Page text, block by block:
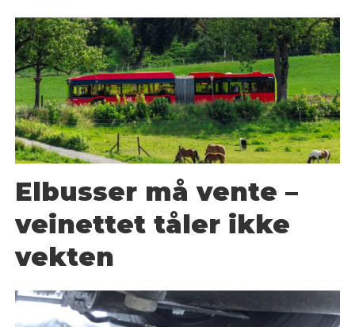
Elbusser må vente –
veinettet tåler ikke
vekten